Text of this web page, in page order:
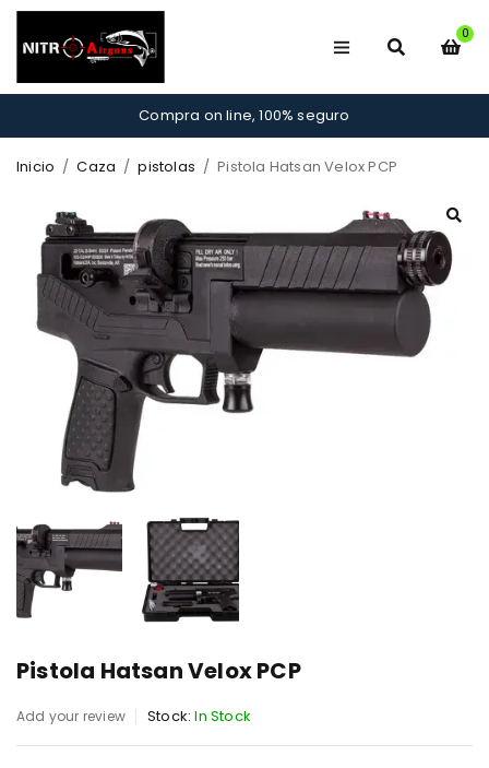
0
Compra on line, 100% seguro
Inicio / Caza / pistolas / Pistola Hatsan Velox PCP
Pistola Hatsan Velox PCP
Add your review Stock: In Stock